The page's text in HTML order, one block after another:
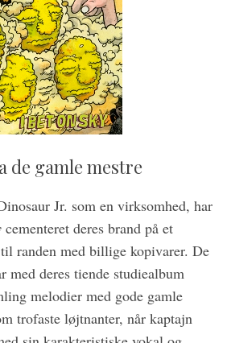
de gamle mestre
Jr. som en virksomhed, har
cementeret deres brand på et
randen med billige kopivarer. De
med deres tiende studiealbum
melodier med gode gamle
trofaste løjtnanter, når kaptajn